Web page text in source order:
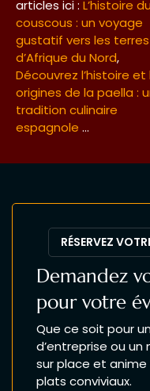
articles ici : L’histoire du
couscous : un voyage
gustatif vers les terres
d’Afrique du Nord,
Découvrez l’histoire et
origines de la paella :
tradition culinaire
espagnole …
RÉSERVEZ
Demandez
pour votre
Que ce soit pour
d’entreprise ou un
sur place et
plats conviviaux.